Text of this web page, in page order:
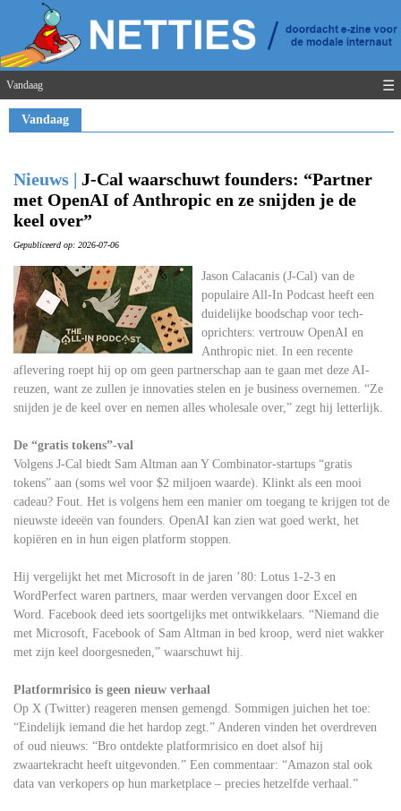
Vandaag ☰
Vandaag
Nieuws | J-Cal waarschuwt founders: “Partner
met OpenAI of Anthropic en ze snijden je de
keel over”
Gepubliceerd op: 2026-07-06
Jason Calacanis (J-Cal) van de
populaire All-In Podcast heeft een
duidelijke boodschap voor tech-
oprichters: vertrouw OpenAI en
Anthropic niet. In een recente
aflevering roept hij op om geen partnerschap aan te gaan met deze AI-
reuzen, want ze zullen je innovaties stelen en je business overnemen. “Ze
snijden je de keel over en nemen alles wholesale over,” zegt hij letterlijk.
De “gratis tokens”-val
Volgens J-Cal biedt Sam Altman aan Y Combinator-startups “gratis
tokens” aan (soms wel voor $2 miljoen waarde). Klinkt als een mooi
cadeau? Fout. Het is volgens hem een manier om toegang te krijgen tot de
nieuwste ideeën van founders. OpenAI kan zien wat goed werkt, het
kopiëren en in hun eigen platform stoppen.
Hij vergelijkt het met Microsoft in de jaren ’80: Lotus 1-2-3 en
WordPerfect waren partners, maar werden vervangen door Excel en
Word. Facebook deed iets soortgelijks met ontwikkelaars. “Niemand die
met Microsoft, Facebook of Sam Altman in bed kroop, werd niet wakker
met zijn keel doorgesneden,” waarschuwt hij.
Platformrisico is geen nieuw verhaal
Op X (Twitter) reageren mensen gemengd. Sommigen juichen het toe:
“Eindelijk iemand die het hardop zegt.” Anderen vinden het overdreven
of oud nieuws: “Bro ontdekte platformrisico en doet alsof hij
zwaartekracht heeft uitgevonden.” Een commentaar: “Amazon stal ook
data van verkopers op hun marketplace – precies hetzelfde verhaal.”